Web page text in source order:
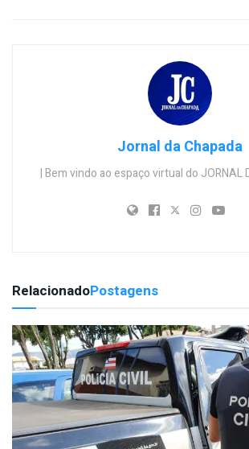
Jornal da Chapada
| Bem vindo ao espaço virtual do JORNAL
RelacionadoPostagens